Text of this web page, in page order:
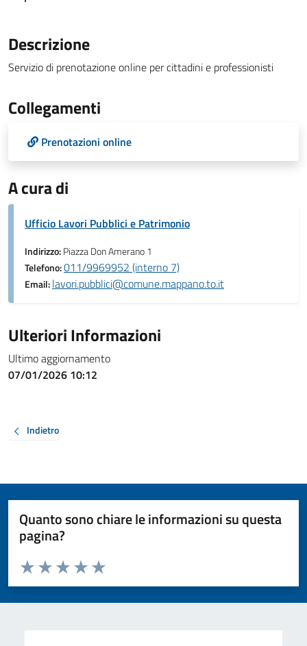
Descrizione
Servizio di prenotazione online per cittadini e professionisti
Collegamenti
Prenotazioni online
A cura di
Ufficio Lavori Pubblici e Patrimonio
Indirizzo:Piazza Don Amerano 1
Telefono:011/9969952 (interno 7)
Email:lavori.pubblici@comune.mappano.to.it
Ulteriori Informazioni
Ultimo aggiornamento
07/01/2026 10:12
Indietro
Quanto sono chiare le informazioni su questa
pagina?
Valuta da 1 a 5 stelle la pagina
Valuta 5 stelle su 5
Valuta 4 stelle su 5
Valuta 3 stelle su 5
Valuta 2 stelle su 5
Valuta 1 stelle su 5